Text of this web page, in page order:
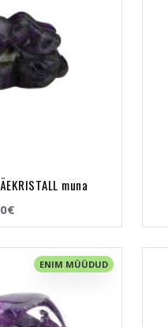
muna
ENIM MÜÜDUD